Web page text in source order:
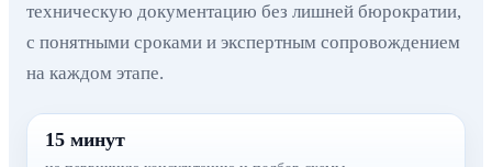
техническую документацию без лишней бюрократии,
с понятными сроками и экспертным сопровождением
на каждом этапе.
15 минут